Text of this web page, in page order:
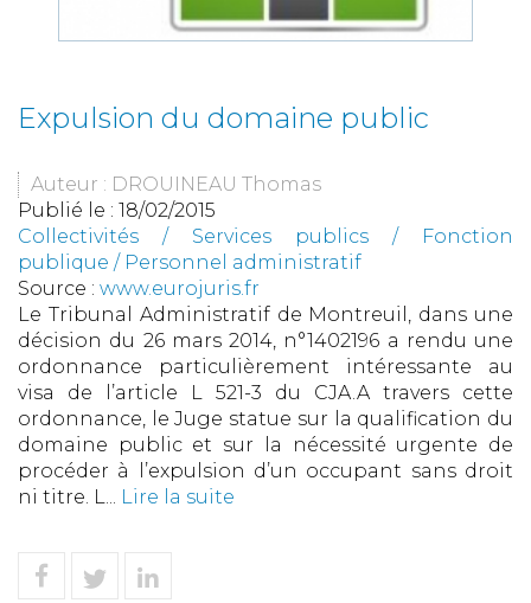
Expulsion du domaine public
Auteur : DROUINEAU Thomas
Publié le : 18/02/2015
Collectivités / Services publics /
Fonction
publique / Personnel administratif
Source : www.eurojuris.fr
Le Tribunal Administratif de Montreuil, dans une
décision du 26 mars 2014, n°1402196 a rendu une
ordonnance particulièrement intéressante au
visa de l’article L 521-3 du CJA.A travers cette
ordonnance, le Juge statue sur la qualification du
domaine public et sur la nécessité urgente de
procéder à l’expulsion d’un occupant sans droit
ni titre. L... Lire la suite